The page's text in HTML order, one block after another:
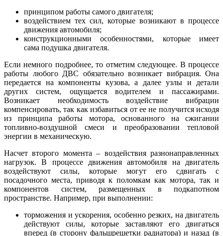
принципом работы самого двигателя;
воздействием тех сил, которые возникают в процессе
движения автомобиля;
конструкционными особенностями, которые имеет
сама подушка двигателя.
Если немного подробнее, то отметим следующее. В процессе
работы любого ДВС обязательно возникает вибрация. Она
передается на компоненты кузова, а далее узлы и детали
других систем, ощущается водителем и пассажирами.
Возникает необходимость воздействие вибрации
компенсировать, так как избавиться от ее не получится исходя
из принципа работы мотора, основанного на сжигании
топливно-воздушной смеси и преобразовании тепловой
энергии в механическую.
Насчет второго момента – воздействия разнонаправленных
нагрузок. В процессе движения автомобиля на двигатель
воздействуют силы, которые могут его сдвигать с
посадочного места, приводя к поломкам как мотора, так и
компонентов систем, размещенных в подкапотном
пространстве. Например, при выполнении:
торможения и ускорения, особенно резких, на двигатель
действуют силы, которые заставляют его двигаться
вперед (в сторону фальшрешетки радиатора) и назад (в